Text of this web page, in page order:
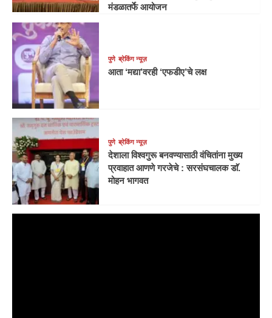
मंडळातर्फे आयोजन
पुणे ब्रेकिंग न्यूज़
आता ‘मद्या’वरही ‘एफडीए’चे लक्ष
पुणे ब्रेकिंग न्यूज़
देशाला विश्वगुरू बनवण्यासाठी वंचितांना मुख्य
प्रवाहात आणणे गरजेचे : सरसंघचालक डाॅ.
मोहन भागवत